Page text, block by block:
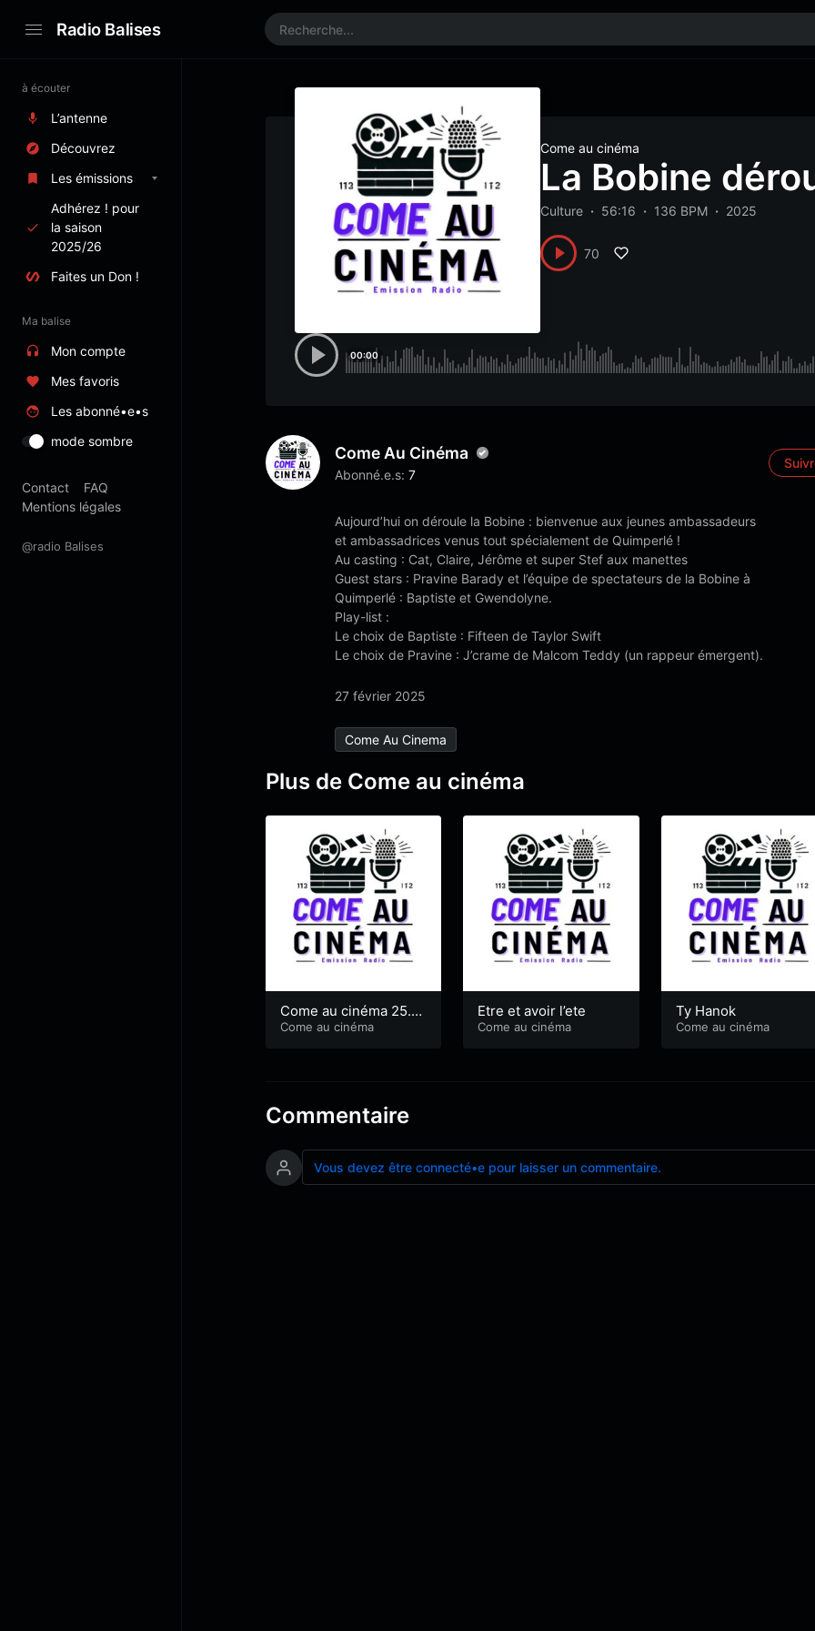
Radio Balises
à écouter
L’antenne
Découvrez
Les émissions
Adhérez ! pour
la saison
2025/26
Faites un Don !
Ma balise
Mon compte
Mes favoris
Les abonné•e•s
mode sombre
Contact
FAQ
Mentions légales
@radio Balises
Come au cinéma
La Bobine
Culture 56:16 136 BPM 2025
70
00:00
Come Au Cinéma
Abonné.e.s: 7
Aujourd’hui on déroule la Bobine : bienvenue aux jeunes ambassadeurs
et ambassadrices venus tout spécialement de Quimperlé !
Au casting : Cat, Claire, Jérôme et super Stef aux manettes
Guest stars : Pravine Barady et l’équipe de spectateurs de la Bobine à
Quimperlé : Baptiste et Gwendolyne.
Play-list :
Le choix de Baptiste : Fifteen de Taylor Swift
Le choix de Pravine : J’crame de Malcom Teddy (un rappeur émergent).
27 février 2025
Come Au Cinema
Plus de Come au cinéma
Come au cinéma 25.0
9.2024
Come au cinéma
Etre et avoir l’ete
Come au cinéma
Ty Hanok
Come au cinéma
Commentaire
Vous devez être connecté•e pour laisser un commentaire.